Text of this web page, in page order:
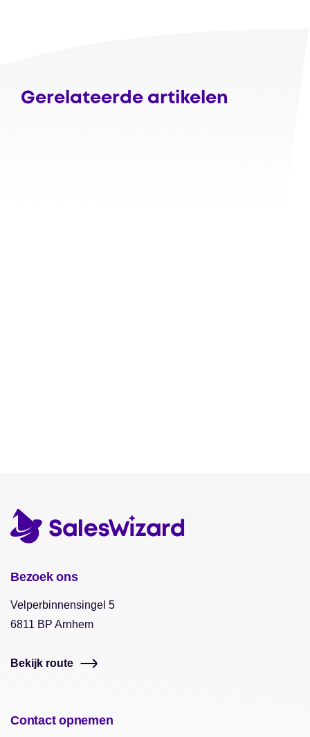
Gerelateerde artikelen
Bezoek ons
Velperbinnensingel 5
6811 BP Arnhem
Bekijk route
Contact opnemen